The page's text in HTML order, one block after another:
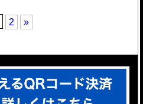
2 »